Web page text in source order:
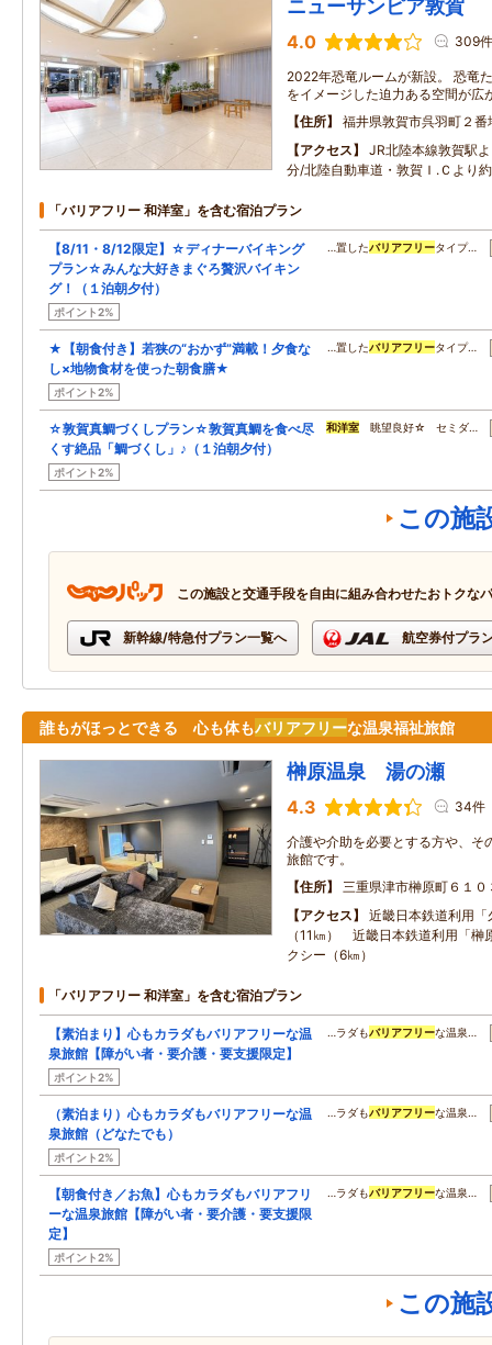
ニューサンピア敦賀
4.0 309件
2022年恐竜ルームが新設。 恐竜
をイメージした迫力ある空間が広
住所
福井県敦賀市呉羽町２番
アクセス
JR北陸本線敦賀駅
分/北陸自動車道・敦賀Ｉ.Ｃより
「バリアフリー 和洋室」を含む宿泊プラン
【8/11・8/12限定】☆ディナーバイキング
プラン☆みんな大好きまぐろ贅沢バイキン
グ！（１泊朝夕付）
ポイント2%
…置したバリアフリータイプ…
★【朝食付き】若狭の“おかず”満載！夕食な
し×地物食材を使った朝食膳★
ポイント2%
…置したバリアフリータイプ…
☆敦賀真鯛づくしプラン☆敦賀真鯛を食べ尽
くす絶品「鯛づくし」♪（１泊朝夕付）
ポイント2%
和洋室 眺望良好☆ セミダ…
この施
この施設と交通手段を自由に組み合わせたおトクな
新幹線/特急付プラン一覧へ 航空券付プラ
誰もがほっとできる 心も体もバリアフリーな温泉福祉旅館
榊原温泉 湯の瀬
4.3 34件
介護や介助を必要とする方や、そ
旅館です。
住所
三重県津市榊原町６１０
アクセス
近畿日本鉄道利用
（11㎞） 近畿日本鉄道利用「
クシー（6㎞）
「バリアフリー 和洋室」を含む宿泊プラン
【素泊まり】心もカラダもバリアフリーな温
泉旅館【障がい者・要介護・要支援限定】
ポイント2%
…ラダもバリアフリーな温泉…
（素泊まり）心もカラダもバリアフリーな温
泉旅館（どなたでも）
ポイント2%
…ラダもバリアフリーな温泉…
【朝食付き／お魚】心もカラダもバリアフリ
ーな温泉旅館【障がい者・要介護・要支援限
定】
ポイント2%
…ラダもバリアフリーな温泉…
この施